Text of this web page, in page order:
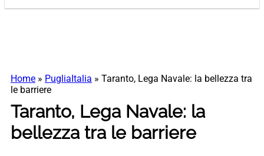
Home » PugliaItalia » Taranto, Lega Navale: la bellezza tra
le barriere
Taranto, Lega Navale: la
bellezza tra le barriere